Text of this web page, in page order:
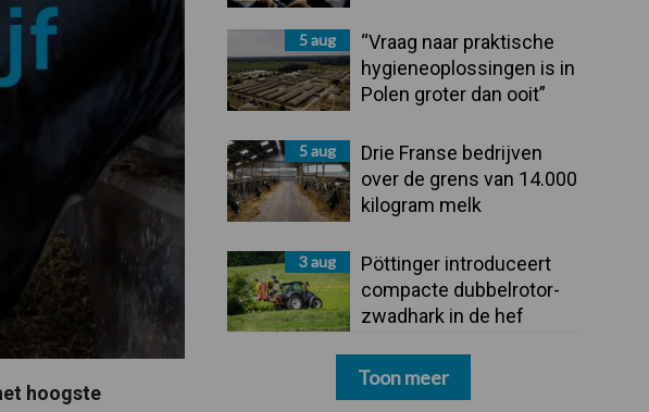
hoogste
5 aug
“Vraag naar praktische
hygieneoplossingen is in
Polen groter dan ooit”
5 aug
Drie Franse bedrijven
over de grens van 14.000
kilogram melk
3 aug
Pöttinger introduceert
compacte dubbelrotor-
zwadhark in de hef
Toon meer